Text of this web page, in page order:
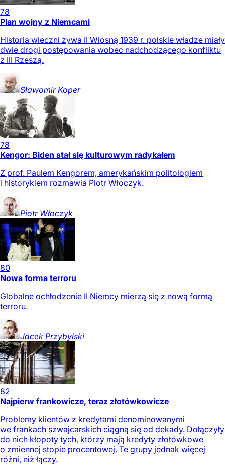
78
Plan wojny z Niemcami
Historia wieczni żywa II Wiosną 1939 r. polskie władze miały
dwie drogi postępowania wobec nadchodzącego konfliktu
z III Rzeszą.
Sławomir Koper
78
Kengor: Biden stał się kulturowym radykałem
Z prof. Paulem Kengorem, amerykańskim politologiem
i historykiem rozmawia Piotr Włoczyk.
Piotr Włoczyk
80
Nowa forma terroru
Globalne ochłodzenie II Niemcy mierzą się z nową formą
terroru.
Jacek Przybylski
82
Najpierw frankowicze, teraz złotówkowicze
Problemy klientów z kredytami denominowanymi
we frankach szwajcarskich ciągną się od dekady. Dołączyły
do nich kłopoty tych, którzy mają kredyty złotówkowe
o zmiennej stopie procentowej. Te grupy jednak więcej
różni, niż łączy.